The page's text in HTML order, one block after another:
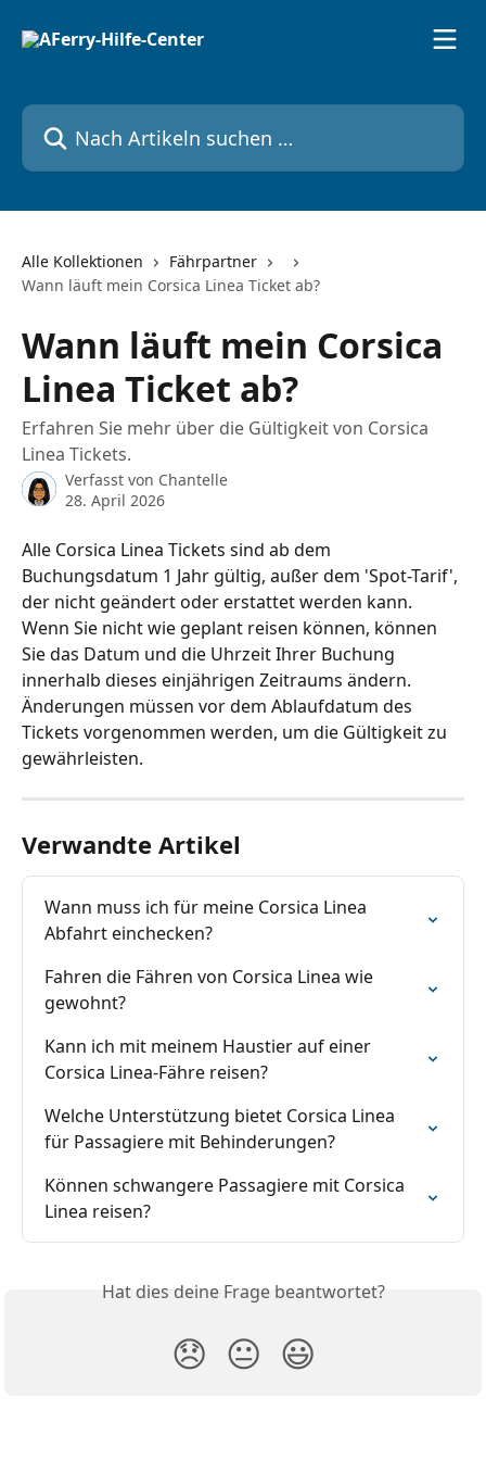
Nach Artikeln suchen …
Alle Kollektionen
Fährpartner
Wann läuft mein Corsica Linea Ticket ab?
Wann läuft mein Corsica
Linea Ticket ab?
Erfahren Sie mehr über die Gültigkeit von Corsica
Linea Tickets.
Verfasst von Chantelle
28. April 2026
Alle Corsica Linea Tickets sind ab dem
Buchungsdatum 1 Jahr gültig, außer dem 'Spot-Tarif',
der nicht geändert oder erstattet werden kann.
Wenn Sie nicht wie geplant reisen können, können
Sie das Datum und die Uhrzeit Ihrer Buchung
innerhalb dieses einjährigen Zeitraums ändern.
Änderungen müssen vor dem Ablaufdatum des
Tickets vorgenommen werden, um die Gültigkeit zu
gewährleisten.
Verwandte Artikel
Wann muss ich für meine Corsica Linea
Abfahrt einchecken?
Fahren die Fähren von Corsica Linea wie
gewohnt?
Kann ich mit meinem Haustier auf einer
Corsica Linea-Fähre reisen?
Welche Unterstützung bietet Corsica Linea
für Passagiere mit Behinderungen?
Können schwangere Passagiere mit Corsica
Linea reisen?
Hat dies deine Frage beantwortet?
😞 😐 😃